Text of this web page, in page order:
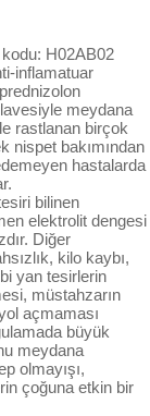
H02AB02
inflamatuar
meydana
rastlanan birçok
nispet bakımından
hastalarda
bilinen
elektrolit dengesi
Diğer
kilo kaybı,
yan tesirlerin
müstahzarın
açmaması
büyük
meydana
olmayışı,
çoğuna etkin bir